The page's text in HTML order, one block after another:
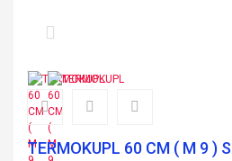
TERMOKUPL 60 CM ( M 9 )